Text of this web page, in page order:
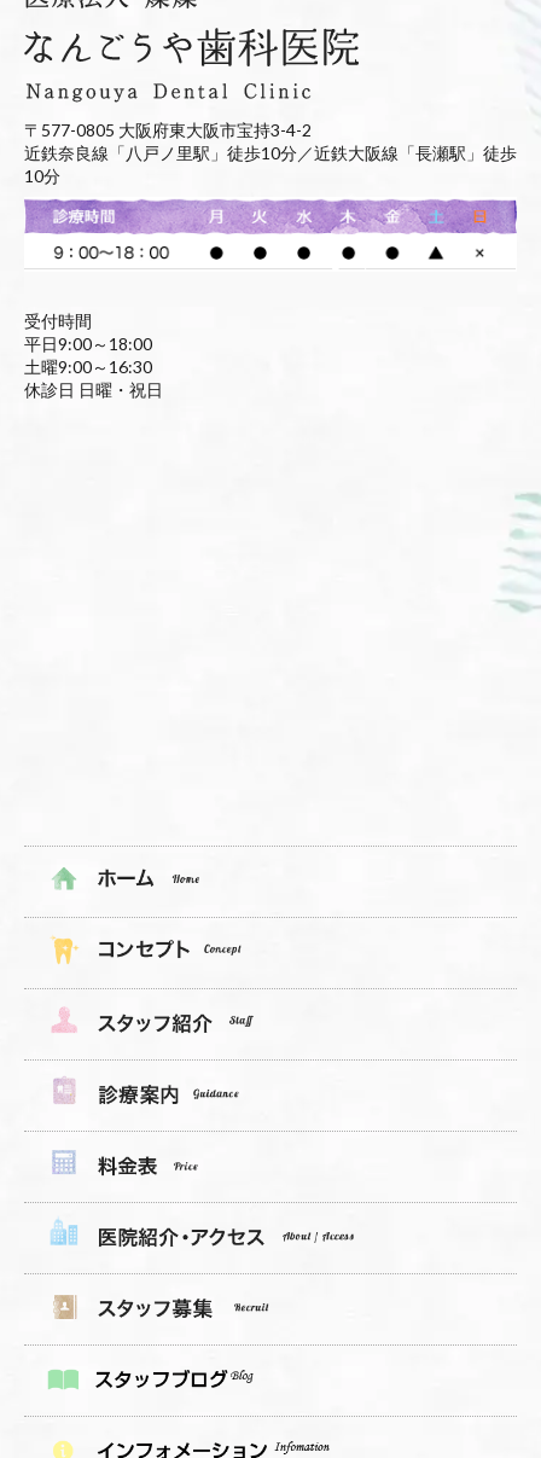
〒577-0805 大阪府東大阪市宝持3-4-2
近鉄奈良線「八戸ノ里駅」徒歩10分／近鉄大阪線「長瀬駅」徒歩
10分
受付時間
平日9:00～18:00
土曜9:00～16:30
休診日 日曜・祝日